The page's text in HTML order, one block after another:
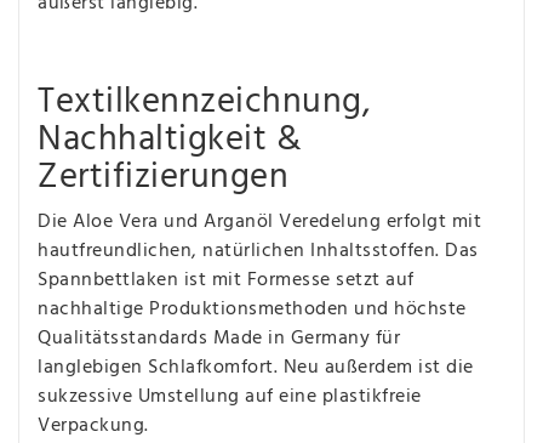
Textilkennzeichnung,
Nachhaltigkeit &
Zertifizierungen
Die Aloe Vera und Arganöl Veredelung erfolgt mit
hautfreundlichen, natürlichen Inhaltsstoffen. Das
Spannbettlaken ist mit Formesse setzt auf
nachhaltige Produktionsmethoden und höchste
Qualitätsstandards Made in Germany für
langlebigen Schlafkomfort. Neu außerdem ist die
sukzessive Umstellung auf eine plastikfreie
Verpackung.